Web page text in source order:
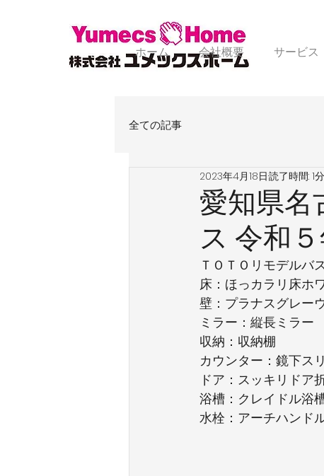
ホーム 会社概要 サービス
全ての記事
愛知県名
ス 令和
2023年4月18日読了時間: 1分
ＴＯＴＯリモデルバ
床：ほっカラリ床ホ
壁：プラナスグレー
ミラー：縦長ミラー
収納：収納棚
カウンター：鏡下ス
ドア：スッキリドア
浴槽：クレイドル浴
水栓：アーチハンド